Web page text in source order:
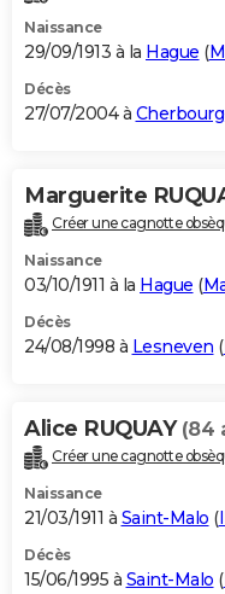
Naissance
29/09/1913 à la Hague (
Décès
27/07/2004 à
Marguerite
Créer une cagnotte
Naissance
03/10/1911 à la Hague (
Décès
24/08/1998 à Lesneven (
Alice RUQUAY (84
Créer une cagnotte
Naissance
21/03/1911 à Saint-Malo (
Décès
15/06/1995 à Saint-Malo (